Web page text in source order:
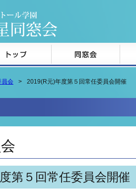
員会 2019(R元)年度第５回常任委員会開催
第５回常任委員会開催